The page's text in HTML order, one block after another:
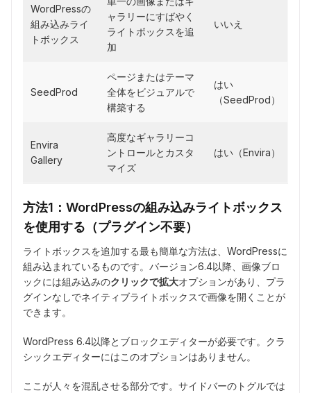
WordPressの
組み込みライ
トボックス
ャラリーにすばやく
ライトボックスを追
加
いいえ
SeedProd
ページまたはテーマ
全体をビジュアルで
構築する
はい
（SeedProd）
Envira
Gallery
高度なギャラリーコ
ントロールとカスタ
マイズ
はい（Envira）
方法1：WordPressの組み込みライトボックス
を使用する（プラグイン不要）
ライトボックスを追加する最も簡単な方法は、WordPressに
組み込まれているものです。バージョン6.4以降、画像ブロ
ックには組み込みのクリックで拡大オプションがあり、プラ
グインなしでネイティブライトボックスで画像を開くことが
できます。
WordPress 6.4以降とブロックエディターが必要です。クラ
シックエディターにはこのオプションはありません。
ここが人々を混乱させる部分です。サイドバーのトグルでは